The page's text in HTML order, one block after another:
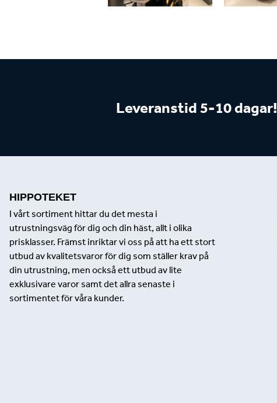
Leveranstid 5-10 dagar!
HIPPOTEKET
I vårt sortiment hittar du det mesta i
utrustningsväg för dig och din häst, allt i olika
prisklasser. Främst inriktar vi oss på att ha ett stort
utbud av kvalitetsvaror för dig som ställer krav på
din utrustning, men också ett utbud av lite
exklusivare varor samt det allra senaste i
sortimentet för våra kunder.